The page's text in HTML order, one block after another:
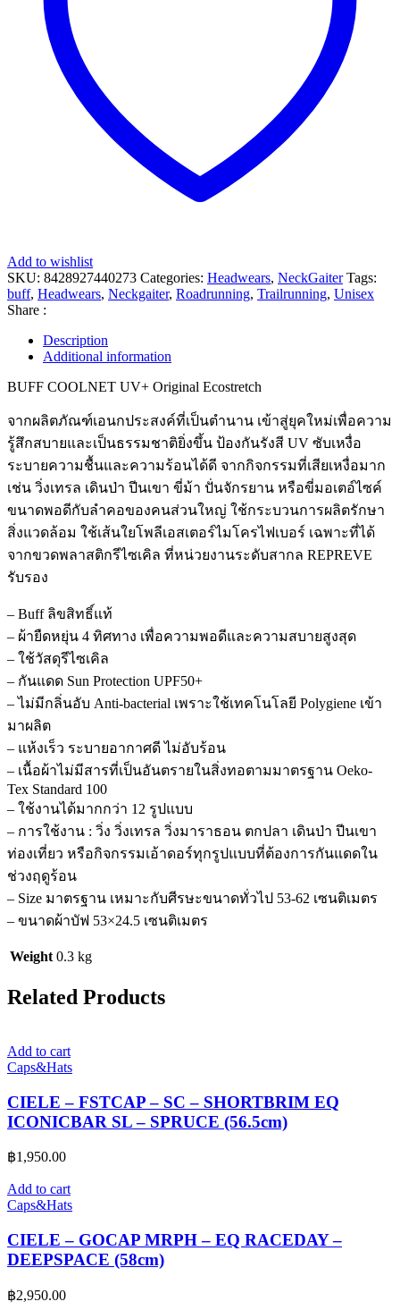
Add to wishlist
SKU: 8428927440273 Categories: Headwears, NeckGaiter Tags:
buff, Headwears, Neckgaiter, Roadrunning, Trailrunning, Unisex
Share :
Description
Additional information
BUFF COOLNET UV+ Original Ecostretch
จากผลิตภัณฑ์เอนกประสงค์ที่เป็นตำนาน เข้าสู่ยุคใหม่เพื่อความ
รู้สึกสบายและเป็นธรรมชาติยิ่งขึ้น ป้องกันรังสี UV ซับเหงื่อ
ระบายความชื้นและความร้อนได้ดี จากกิจกรรมที่เสียเหงื่อมาก
เช่น วิ่งเทรล เดินป่า ปีนเขา ขี่ม้า ปั่นจักรยาน หรือขี่มอเตอ์ไซค์
ขนาดพอดีกับลำคอของคนส่วนใหญ่ ใช้กระบวนการผลิตรักษา
สิ่งแวดล้อม ใช้เส้นใยโพลีเอสเตอร์ไมโครไฟเบอร์ เฉพาะที่ได้
จากขวดพลาสติกรีไซเคิล ที่หน่วยงานระดับสากล REPREVE
รับรอง
– Buff ลิขสิทธิ์แท้
– ผ้ายืดหยุ่น 4 ทิศทาง เพื่อความพอดีและความสบายสูงสุด
– ใช้วัสดุรีไซเคิล
– กันแดด Sun Protection UPF50+
– ไม่มีกลิ่นอับ Anti-bacterial เพราะใช้เทคโนโลยี Polygiene เข้า
มาผลิต
– แห้งเร็ว ระบายอากาศดี ไม่อับร้อน
– เนื้อผ้าไม่มีสารที่เป็นอันตรายในสิ่งทอตามมาตรฐาน Oeko-
Tex Standard 100
– ใช้งานได้มากกว่า 12 รูปแบบ
– การใช้งาน : วิ่ง วิ่งเทรล วิ่งมาราธอน ตกปลา เดินป่า ปีนเขา
ท่องเที่ยว หรือกิจกรรมเอ้าดอร์ทุกรูปแบบที่ต้องการกันแดดใน
ช่วงฤดูร้อน
– Size มาตรฐาน เหมาะกับศีรษะขนาดทั่วไป 53-62 เซนติเมตร
– ขนาดผ้าบัฟ 53×24.5 เซนติเมตร
Weight 0.3 kg
Related Products
Add to cart
Caps&Hats
CIELE – FSTCAP – SC – SHORTBRIM EQ
ICONICBAR SL – SPRUCE (56.5cm)
฿1,950.00
Add to cart
Caps&Hats
CIELE – GOCAP MRPH – EQ RACEDAY –
DEEPSPACE (58cm)
฿2,950.00